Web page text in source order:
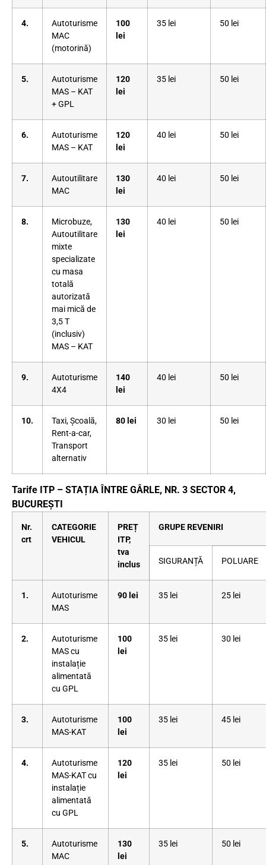
4.
Autoturisme
MAC
(motorină)
100
lei
35 lei 50 lei
5.
Autoturisme
MAS – KAT
+ GPL
120
lei
35 lei 50 lei
6.
Autoturisme
MAS – KAT
120
lei
40 lei 50 lei
7.
Autoutilitare
MAC
130
lei
40 lei 50 lei
8.
Microbuze,
Autoutilitare
mixte
specializate
cu masa
totală
autorizată
mai mică de
3,5 T
(inclusiv)
MAS – KAT
130
lei
40 lei 50 lei
9.
Autoturisme
4X4
140
lei
40 lei 50 lei
10.
Taxi, Școală,
Rent-a-car,
Transport
alternativ
80 lei 30 lei 50 lei
Tarife ITP – STAȚIA ÎNTRE GÂRLE, NR. 3 SECTOR 4,
BUCUREȘTI
Nr.
crt
CATEGORIE
VEHICUL
PREȚ
ITP,
tva
inclus
GRUPE REVENIRI
SIGURANȚĂ POLUARE
1.
Autoturisme
MAS
90 lei 35 lei 25 lei
2.
Autoturisme
MAS cu
instalație
alimentată
cu GPL
100
lei
35 lei 30 lei
3.
Autoturisme
MAS-KAT
100
lei
35 lei 45 lei
4.
Autoturisme
MAS-KAT cu
instalație
alimentată
cu GPL
120
lei
35 lei 50 lei
5.
Autoturisme
MAC
130
lei
35 lei 50 lei